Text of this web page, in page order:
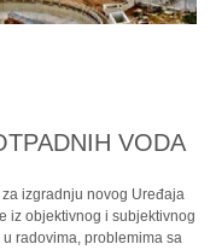
VODA
izgradnju novog Uređaja
iz objektivnog i subjektivnog
radovima, problemima sa